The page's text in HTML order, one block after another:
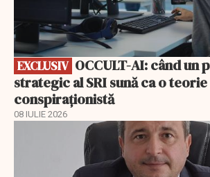
EXCLUSIV
strategic al SRI sună ca o teorie
conspiraționistă
08 IULIE 2026